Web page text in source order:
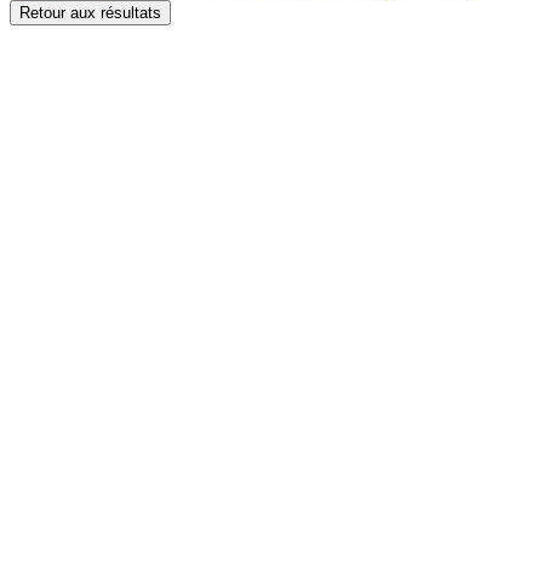
Retour aux résultats